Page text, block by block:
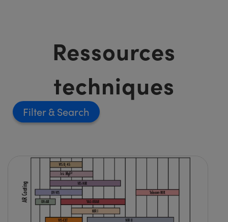
Ressources
techniques
Filter